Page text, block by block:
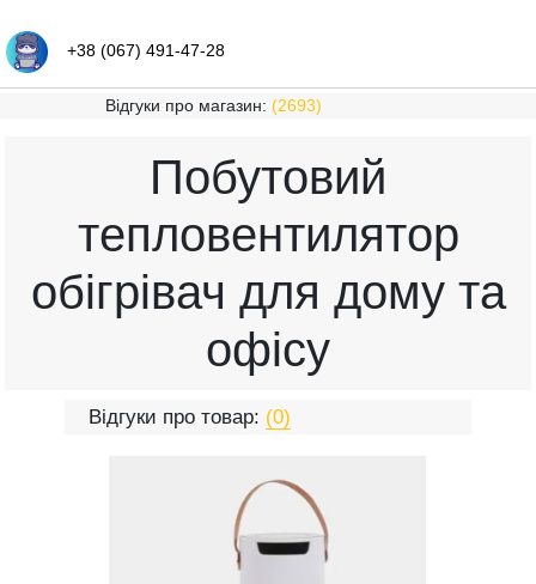
+38 (067) 491-47-28
Відгуки про магазин: (2693)
Побутовий
тепловентилятор
обігрівач для дому та
офісу
Відгуки про товар: (0)